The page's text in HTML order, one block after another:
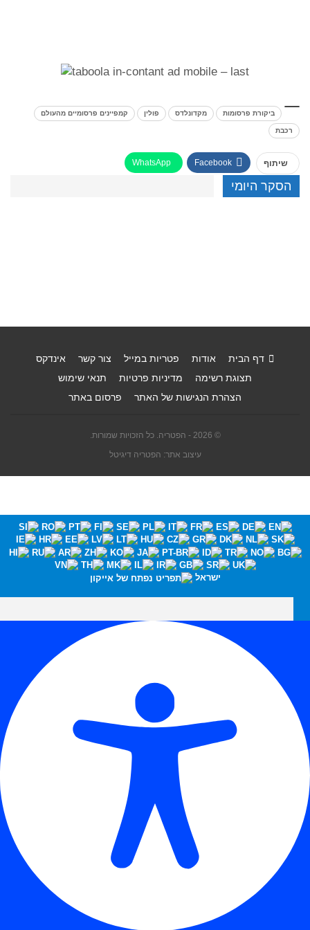
ביקורת פרסומות מקדונלדס פולין קמפיינים פרסומיים מהעולם
רכבת
שיתוף Facebook
WhatsApp
הסקר היומי
דף הבית אודות פטריות במייל צור קשר
אינדקס
תצוגת רשימה
מדיניות פרטיות
תנאי שימוש
הצהרת הנגישות של האתר
פרסום באתר
© 2026 - הפטריה. כל הזכויות שמורות.
עיצוב אתר: הפטריה דיגיטל
ישראל